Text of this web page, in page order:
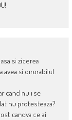
si zicerea
avea si onorabilul
cand nu i se
nu protesteaza?
candva ce ai